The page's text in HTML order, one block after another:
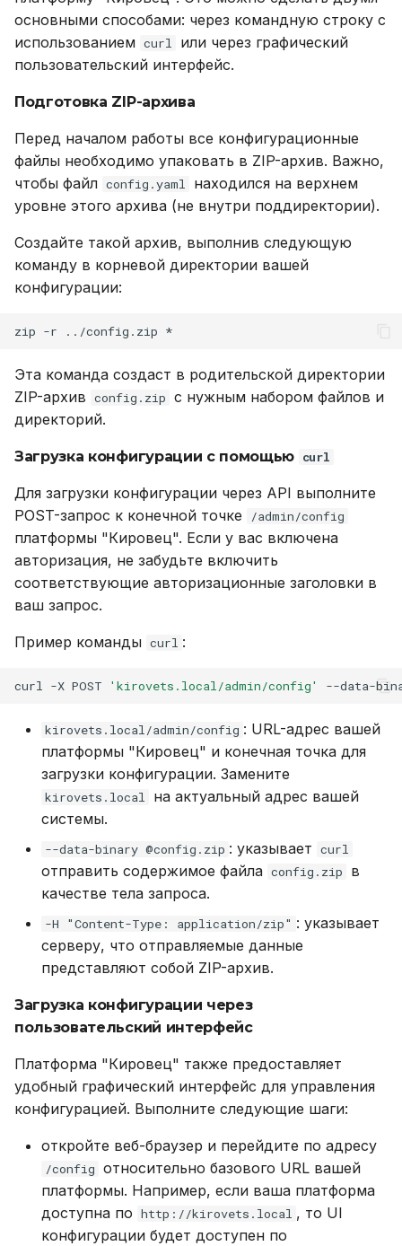
реалма
Внесение параметров в
auth-секцию "Кировца"
Увеличение таймаутов
сессий
Машинная
Приложение №3. Пример
конфигурации "Кировца"
основными способами: через командную строку с
использованием curl
или через графический
пользовательский интерфейс.
Подготовка ZIP-архива
Перед началом работы все конфигурационные
файлы необходимо упаковать в ZIP-архив. Важно,
чтобы файл config.yaml
находился на верхнем
уровне этого архива (не внутри поддиректории).
Создайте такой архив, выполнив следующую
команду в корневой директории вашей
конфигурации:
zip -r ../config.zip
Эта команда создаст в родительской директории
ZIP-архив config.zip c нужным набором файлов и
директорий.
Загрузка конфигурации с помощью curl
Для загрузки конфигурации через API выполните
POST-запрос к конечной точке
/admin/config
платформы "Кировец". Если у вас включена
авторизация, не забудьте включить
соответствующие авторизационные заголовки в
ваш запрос.
Пример команды curl :
curl -X POST 'kirovets.local/admin/config' --data-
kirovets.local/admin/config : URL-адрес вашей
платформы "Кировец" и конечная точка для
загрузки конфигурации. Замените
kirovets.local
на актуальный адрес вашей
системы.
--data-binary @config.zip : указывает curl
отправить содержимое файла config.zip
в
качестве тела запроса.
-H "Content-Type: application/zip" : указывает
серверу, что отправляемые данные
представляют собой ZIP-архив.
Загрузка конфигурации через
пользовательский интерфейс
Платформа "Кировец" также предоставляет
удобный графический интерфейс для управления
конфигурацией. Выполните следующие шаги:
откройте веб-браузер и перейдите по адресу
/config относительно базового URL вашей
платформы. Например, если ваша платформа
доступна по http://kirovets.local , то UI
конфигурации будет доступен по